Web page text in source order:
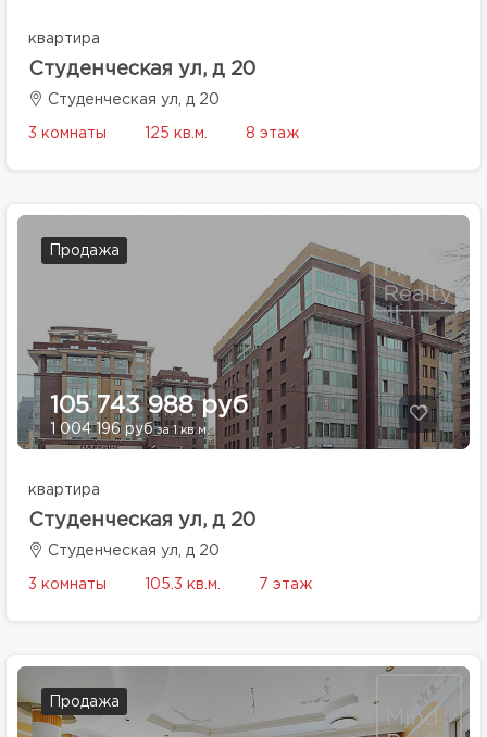
квартира
Студенческая ул, д 20
Студенческая ул, д 20
3 комнаты 125 кв.м. 8 этаж
Продажа
105 743 988 руб
1 004 196 рубза 1 кв.м.
квартира
Студенческая ул, д 20
Студенческая ул, д 20
3 комнаты 105.3 кв.м. 7 этаж
Продажа